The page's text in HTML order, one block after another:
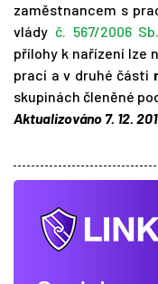
zaměstnancem s
vlády č. 567/2006 Sb.
přílohy k nařízení lze
prací a v druhé části
skupinách členěné
Aktualizováno 7. 12.